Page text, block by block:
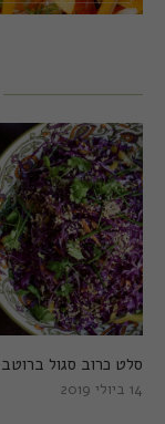
סלט כרוב סגול
14 ביולי 2019